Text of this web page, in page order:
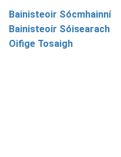
Bainisteoir Sócmhainní
Bainisteoir Sóisearach
Oifige Tosaigh